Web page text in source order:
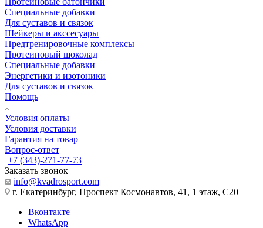
Специальные добавки
Для суставов и связок
Шейкеры и акссесуары
Предтренировочные комплексы
Протеиновый шоколад
Специальные добавки
Энергетики и изотоники
Для суставов и связок
Помощь
Условия оплаты
Условия доставки
Гарантия на товар
Вопрос-ответ
+7 (343)-271-77-73
Заказать звонок
info@kvadrosport.com
г. Екатеринбург, Проспект Космонавтов, 41, 1 этаж, С20
Вконтакте
WhatsApp